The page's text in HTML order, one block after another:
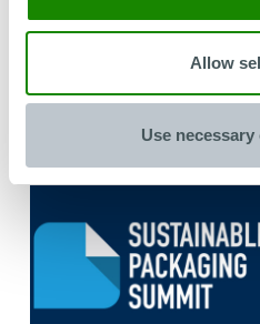
Allow
Use